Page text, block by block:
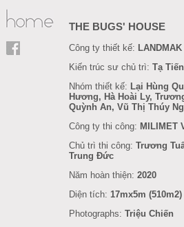
THE BUGS' HOUSE
Công ty thiết kế:
Kiến trúc sư chủ trì: Tạ
Nhóm thiết kế: Lại Hùng
Hương, Hà Hoài Ly,
Quỳnh An, Vũ Thị Thúy
Công ty thi công: MILIMET
Chủ trì thi công: Trương
Trung Đức
Năm hoàn thiện: 2020
Diện tích: 17mx5m (510m2)
Photographs: Triệu Chiến